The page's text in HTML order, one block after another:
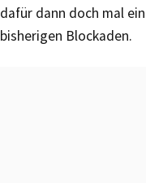
dafür dann doch mal
bisherigen Blockaden.